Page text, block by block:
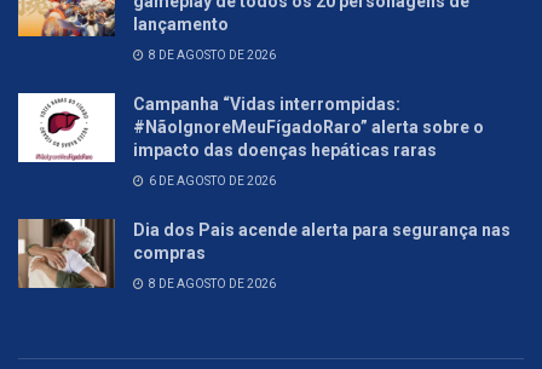
lançamento
8 DE AGOSTO DE 2026
Campanha “Vidas interrompidas:
#NãoIgnoreMeuFígadoRaro” alerta sobre o
impacto das doenças hepáticas raras
6 DE AGOSTO DE 2026
Dia dos Pais acende alerta para segurança nas
compras
8 DE AGOSTO DE 2026